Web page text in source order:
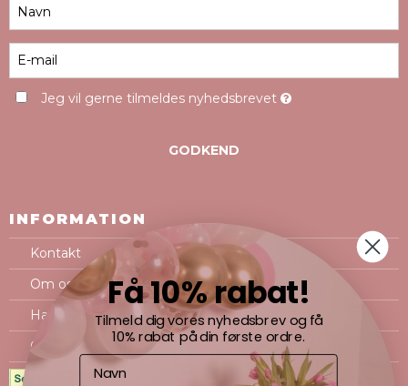
Jeg vil gerne tilmeldes nyhedsbrevet
GODKEND
INFORMATION
Kontakt
Om os
Handelsbetingelser
Cookie- og privatlivspolitik
Få 10% rabat!
Tilmeld dig vores nyhedsbrev og få
10% rabat på din første ordre.